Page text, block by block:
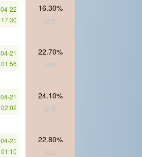
04-22
17:30
16.30%
珍贵
04-21
01:56
22.70%
珍贵
04-21
02:02
24.10%
珍贵
04-21
01:10
22.80%
珍贵